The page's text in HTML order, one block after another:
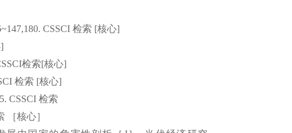
CSSCI 检索 [核心]
]
检索[核心]
检索 [核心]
CSSCI 检索
［核心］